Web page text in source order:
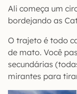
Ali começa um
bordejando as
O trajeto é todo
de mato. Você
secundárias
mirantes para